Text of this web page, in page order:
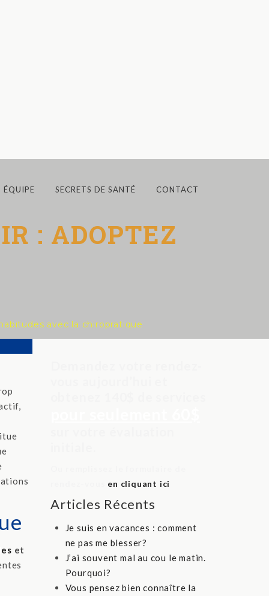
ÉQUIPE SECRETS DE SANTÉ CONTACT
: ADOPTEZ
avec la chiropratique
et
en cliquant ici
Articles Récents
Je suis en vacances : comment
ne pas me blesser?
J’ai souvent mal au cou le matin.
Pourquoi?
Vous pensez bien connaître la